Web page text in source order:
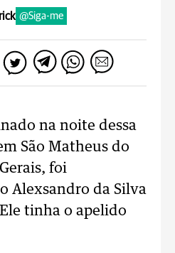
@Siga-me
na noite dessa
São Matheus do
foi
Alexsandro da Silva
tinha o apelido